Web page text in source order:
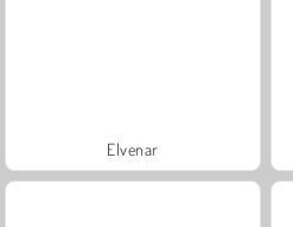
Elvenar